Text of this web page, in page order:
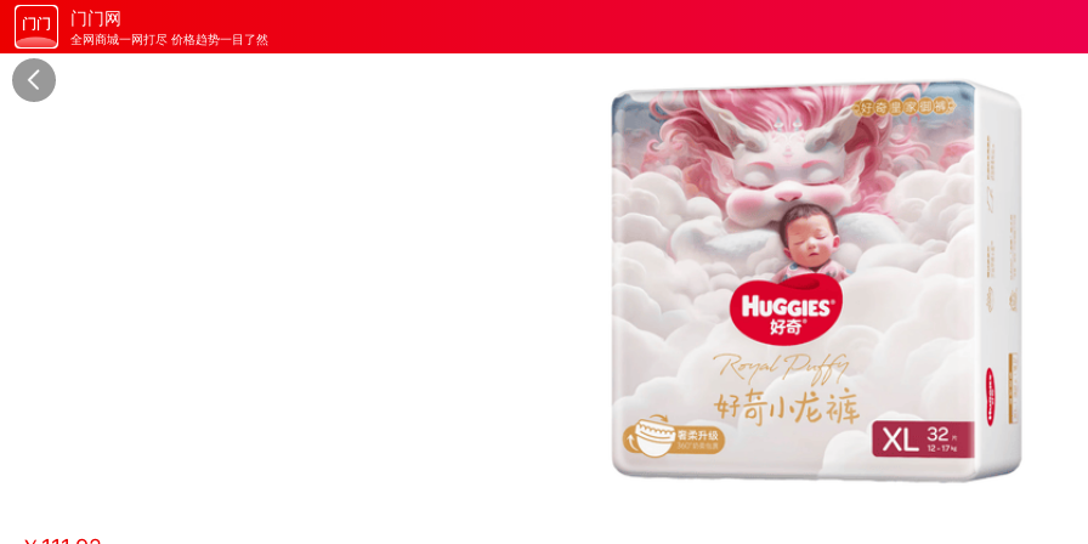
门门网
全网商城一网打尽 价格趋势一目了然